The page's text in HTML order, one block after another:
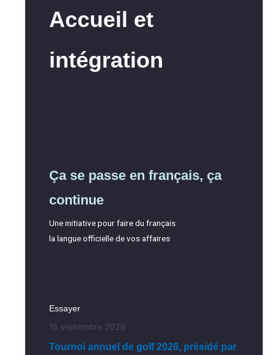
Accueil et
intégration
Ça se passe en français, ça
continue
Une initiative pour faire du français
la langue officielle de vos affaires
Essayer
15 septembre 2026
Tournoi annuel de golf 2026, présidé par